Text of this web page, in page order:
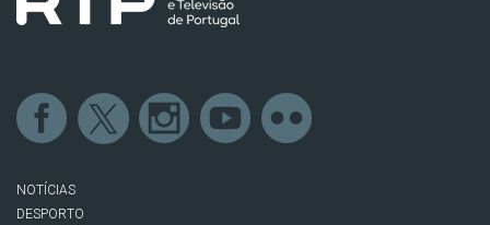
NOTÍCIAS
DESPORTO